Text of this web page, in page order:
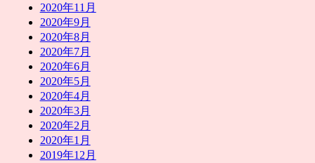
2020年11月
2020年9月
2020年8月
2020年7月
2020年6月
2020年5月
2020年4月
2020年3月
2020年2月
2020年1月
2019年12月